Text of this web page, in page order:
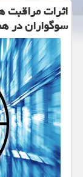
اثرات مراقبت
سوگواران در